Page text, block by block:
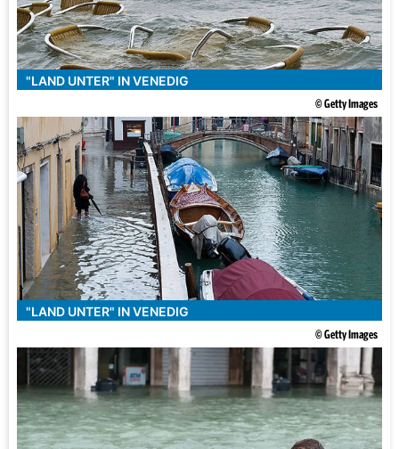
"LAND UNTER" IN VENEDIG
© Getty Images
"LAND UNTER" IN VENEDIG
© Getty Images